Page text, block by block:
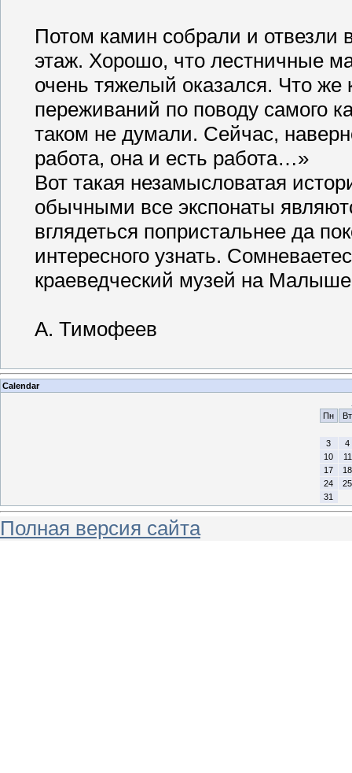
Потом камин собрали и отвезли
этаж. Хорошо, что лестничные
очень тяжелый оказался. Что же
переживаний по поводу самого
таком не думали. Сейчас,
работа, она и есть работа…»
Вот такая незамысловатая
обычными все экспонаты
вглядеться попристальнее да
интересного узнать.
краеведческий музей на
А. Тимофеев
Calendar
Пн
Вт
3
4
10
11
17
18
24
25
31
Полная версия сайта